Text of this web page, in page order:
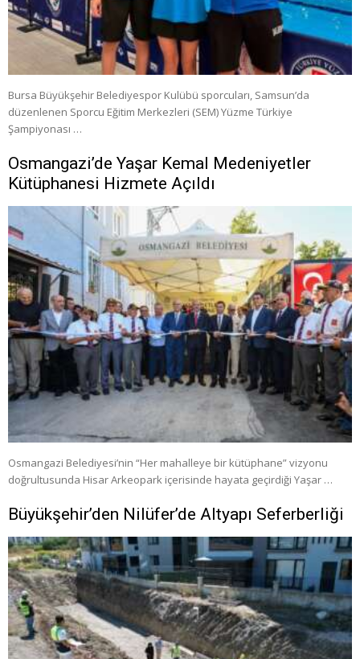
Bursa Büyükşehir Belediyespor Kulübü sporcuları, Samsun’da
düzenlenen Sporcu Eğitim Merkezleri (SEM) Yüzme Türkiye
Şampiyonası …
Osmangazi’de Yaşar Kemal Medeniyetler
Kütüphanesi Hizmete Açıldı
Osmangazi Belediyesi’nin “Her mahalleye bir kütüphane” vizyonu
doğrultusunda Hisar Arkeopark içerisinde hayata geçirdiği Yaşar …
Büyükşehir’den Nilüfer’de Altyapı Seferberliği